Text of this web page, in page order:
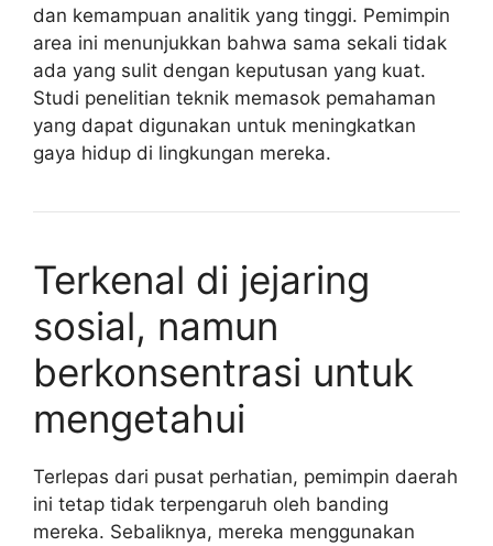
dan kemampuan analitik yang tinggi. Pemimpin
area ini menunjukkan bahwa sama sekali tidak
ada yang sulit dengan keputusan yang kuat.
Studi penelitian teknik memasok pemahaman
yang dapat digunakan untuk meningkatkan
gaya hidup di lingkungan mereka.
Terkenal di jejaring
sosial, namun
berkonsentrasi untuk
mengetahui
Terlepas dari pusat perhatian, pemimpin daerah
ini tetap tidak terpengaruh oleh banding
mereka. Sebaliknya, mereka menggunakan